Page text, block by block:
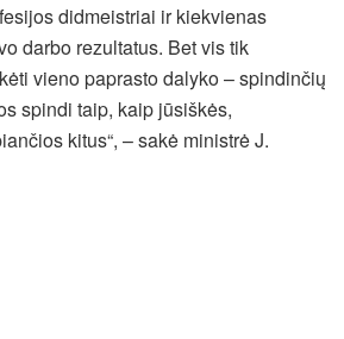
didmeistriai ir kiekvienas
darbo rezultatus. Bet vis tik
vieno paprasto dalyko – spindinčių
spindi taip, kaip jūsiškės,
kitus“, – sakė ministrė J.